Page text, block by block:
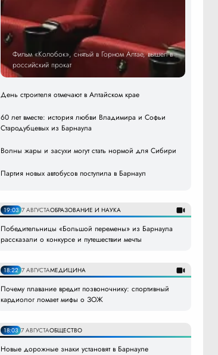
Фильм «Колобок», снятый в Горном Алтае, вышел в
российский прокат
День строителя отмечают в Алтайском крае
60 лет вместе: история любви Владимира и Софьи
Стародубцевых из Барнаула
Волны жары и засухи могут стать нормой для Сибири
Партия новых автобусов поступила в Барнаул
19:03 7 АВГУСТАОБРАЗОВАНИЕ И НАУКА
Победительницы «Большой перемены» из Барнаула
рассказали о конкурсе и путешествии мечты
18:22 7 АВГУСТАМЕДИЦИНА
Почему плавание вредит позвоночнику: спортивный
кардиолог ломает мифы о ЗОЖ
18:03 7 АВГУСТАОБЩЕСТВО
Новые дорожные знаки установят в Барнауле